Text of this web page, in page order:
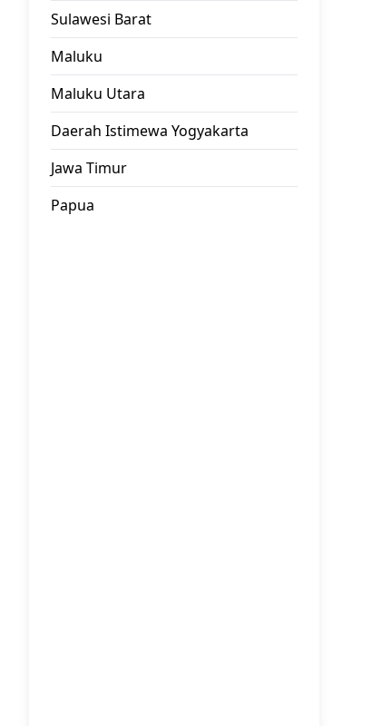
Sulawesi Barat
Maluku
Maluku Utara
Daerah Istimewa Yogyakarta
Jawa Timur
Papua